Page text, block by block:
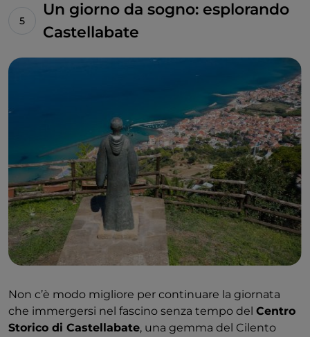
Un giorno da sogno: esplorando
Castellabate
Non c’è modo migliore per continuare la giornata
che immergersi nel fascino senza tempo del Centro
Storico di Castellabate, una gemma del Cilento